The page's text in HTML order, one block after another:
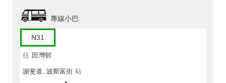
專線小巴
N31
往 田灣邨
謝斐道, 波斯富街 站